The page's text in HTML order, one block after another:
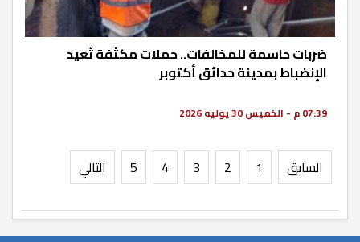
ضربات حاسمة للمخالفات.. حملات مكثفة تُعيد
الإنضباط بمدينة حدائق أكتوبر
07:39 م - الخميس 30 يوليه 2026
السابق 1
2
3
4
5 التالي